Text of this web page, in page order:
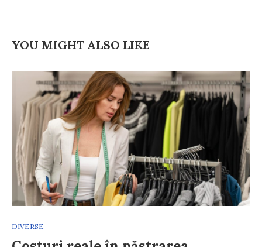
YOU MIGHT ALSO LIKE
DIVERSE